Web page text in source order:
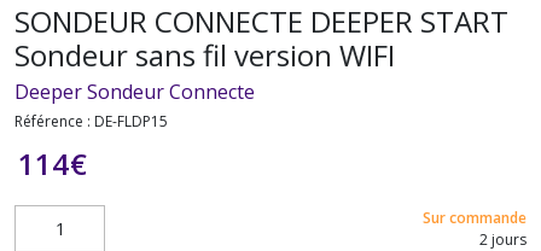
SONDEUR CONNECTE DEEPER START
Sondeur sans fil version WIFI
Deeper Sondeur Connecte
Référence : DE-FLDP15
114€
Sur commande
2 jours